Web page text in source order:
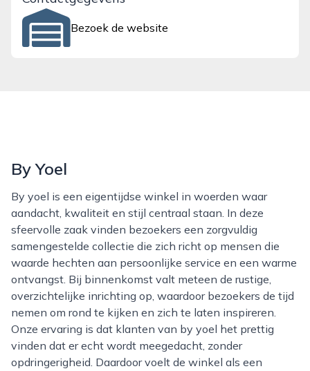
Bezoek de website
By Yoel
By yoel is een eigentijdse winkel in woerden waar
aandacht, kwaliteit en stijl centraal staan. In deze
sfeervolle zaak vinden bezoekers een zorgvuldig
samengestelde collectie die zich richt op mensen die
waarde hechten aan persoonlijke service en een warme
ontvangst. Bij binnenkomst valt meteen de rustige,
overzichtelijke inrichting op, waardoor bezoekers de tijd
nemen om rond te kijken en zich te laten inspireren.
Onze ervaring is dat klanten van by yoel het prettig
vinden dat er echt wordt meegedacht, zonder
opdringerigheid. Daardoor voelt de winkel als een